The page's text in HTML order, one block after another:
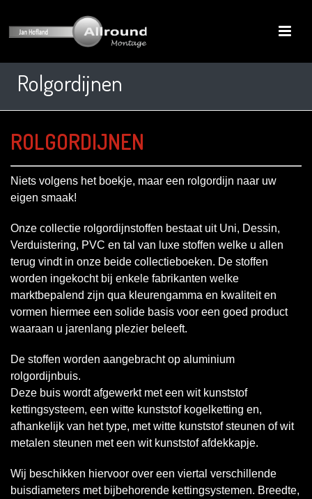
Rolgordijnen
ROLGORDIJNEN
Niets volgens het boekje, maar een rolgordijn naar uw
eigen smaak!
Onze collectie rolgordijnstoffen bestaat uit Uni, Dessin,
Verduistering, PVC en tal van luxe stoffen welke u allen
terug vindt in onze beide collectieboeken. De stoffen
worden ingekocht bij enkele fabrikanten welke
marktbepalend zijn qua kleurengamma en kwaliteit en
vormen hiermee een solide basis voor een goed product
waaraan u jarenlang plezier beleeft.
De stoffen worden aangebracht op aluminium
rolgordijnbuis.
Deze buis wordt afgewerkt met een wit kunststof
kettingsysteem, een witte kunststof kogelketting en,
afhankelijk van het type, met witte kunststof steunen of wit
metalen steunen met een wit kunststof afdekkapje.
Wij beschikken hiervoor over een viertal verschillende
buisdiameters met bijbehorende kettingsystemen. Breedte,